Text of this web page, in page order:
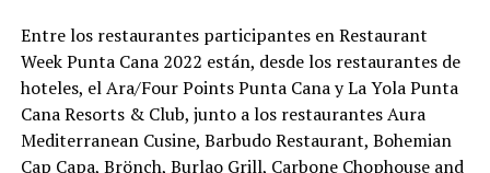
Entre los restaurantes participantes en Restaurant
Week Punta Cana 2022 están, desde los restaurantes de
hoteles, elAra/Four Points Punta Cana y La Yola Punta
Cana Resorts & Club, junto a los restaurantes Aura
Mediterranean Cusine, Barbudo Restaurant, Bohemian
Cap Capa, Brönch, Burlao Grill, Carbone Chophouse and